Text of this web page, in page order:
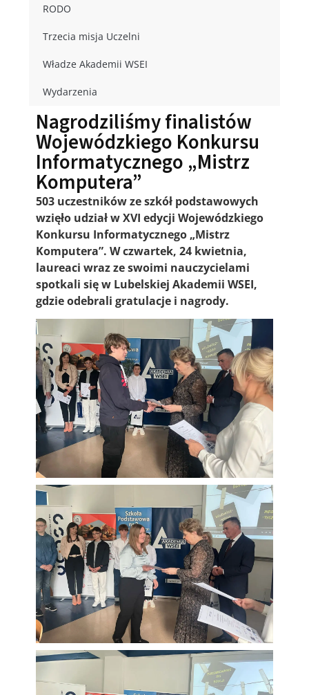
RODO
Trzecia misja Uczelni
Władze Akademii WSEI
Wydarzenia
Nagrodziliśmy finalistów
Wojewódzkiego Konkursu
Informatycznego „Mistrz
Komputera”
503 uczestników ze szkół podstawowych
wzięło udział w XVI edycji Wojewódzkiego
Konkursu Informatycznego „Mistrz
Komputera”. W czwartek, 24 kwietnia,
laureaci wraz ze swoimi nauczycielami
spotkali się w Lubelskiej Akademii WSEI,
gdzie odebrali gratulacje i nagrody.